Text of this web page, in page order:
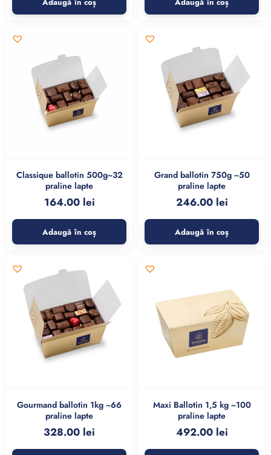
Classique ballotin 500g~32
praline lapte
164.00 lei
Adaugă în coș
Grand ballotin 750g ~50
praline lapte
246.00 lei
Adaugă în coș
Gourmand ballotin 1kg ~66
praline lapte
328.00 lei
Maxi Ballotin 1,5 kg ~100
praline lapte
492.00 lei